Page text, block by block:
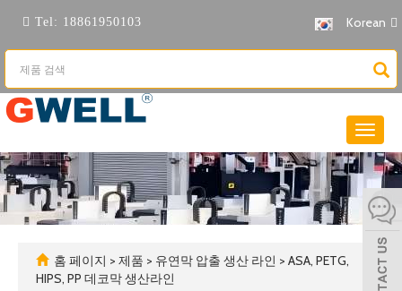
Tel: 18861950103 Korean
탐
색
전
환
홈 페이지 > 제품 > 유연막 압출 생산 라인 > ASA, PETG,
HIPS, PP 데코막 생산라인